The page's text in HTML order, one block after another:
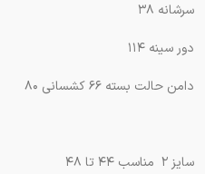
سرشانه ۳۸
دور سینه ۱۱۴
دامن حالت بسته ۶۶ کشسانی ۸۰
سایز ۲ مناسب ۴۴ تا ۴۸